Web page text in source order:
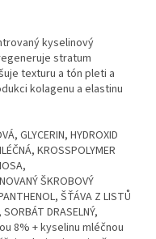
kyselinový
stratum
texturu a tón pleti a
kolagenu a elastinu
GLYCERIN, HYDROXID
KROSSPOLYMER
ŠKROBOVÝ
ŠŤÁVA Z LISTŮ
DRASELNÝ,
8% + kyselinu mléčnou